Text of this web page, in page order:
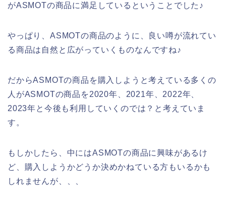
がASMOTの商品に満足しているということでした♪
やっぱり、ASMOTの商品のように、良い噂が流れてい
る商品は自然と広がっていくものなんですね♪
だからASMOTの商品を購入しようと考えている多くの
人がASMOTの商品を2020年、2021年、2022年、
2023年と今後も利用していくのでは？と考えていま
す。
もしかしたら、中にはASMOTの商品に興味があるけ
ど、購入しようかどうか決めかねている方もいるかも
しれませんが、、、